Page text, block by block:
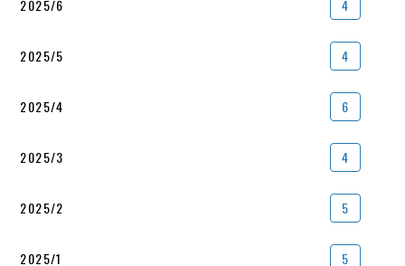
2025/6 4
2025/5 4
2025/4 6
2025/3 4
2025/2 5
2025/1 5